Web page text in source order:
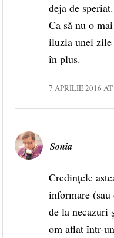
deja de speriat.
Ca să nu o
iluzia unei zile
în plus.
7 APRILIE 2016
Sonia
Credințele
informare
de la necazuri
om aflat într-